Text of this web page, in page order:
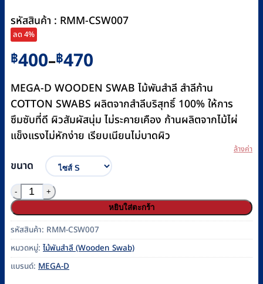
รหัสสินค้า : RMM-CSW007
ลด 4%
฿400–฿470
Price
range:
฿400
through
฿470
MEGA-D WOODEN SWAB ไม้พันสำลี สำลีก้าน
COTTON SWABS ผลิตจากสำลีบริสุทธิ์ 100% ให้การ
ซึมซับที่ดี ผิวสัมผัสนุ่ม ไม่ระคายเคือง ก้านผลิตจากไม้ไผ่
แข็งแรงไม่หักง่าย เรียบเนียนไม่บาดผิว
ขนาด
ล้างค่า
จำนวน ไม้พันสำลี 6 นิ้ว (10 แพ็ค/ถุง) ยี่ห้อ MEGA-D #S,
หยิบใส่ตะกร้า
รหัสสินค้า: RMM-CSW007
หมวดหมู่: ไม้พันสำลี (Wooden Swab)
แบรนด์: MEGA-D